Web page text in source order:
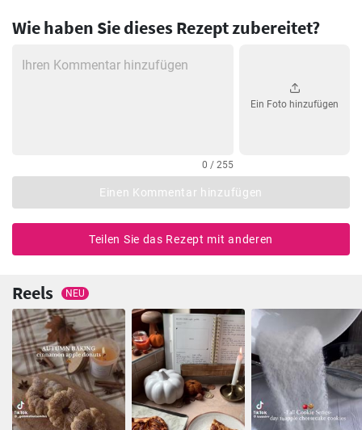
Wie haben Sie dieses Rezept zubereitet?
0 / 255
Ein Foto hinzufügen
Einen Kommentar hinzufügen
Teilen Sie das Rezept mit anderen
Reels NEU